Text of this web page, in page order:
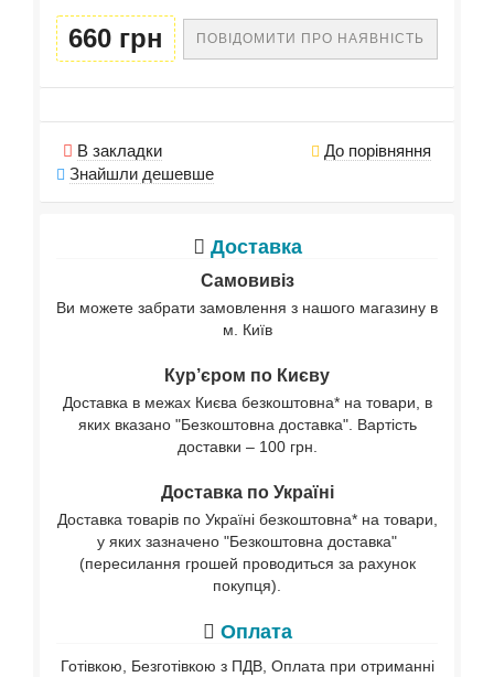
660 грн ПОВІДОМИТИ ПРО НАЯВНІСТЬ
В закладки
До порівняння
Знайшли дешевше
Доставка
Самовивіз
Ви можете забрати замовлення з нашого магазину в
м. Київ
Кур’єром по Києву
Доставка в межах Києва безкоштовна* на товари, в
яких вказано "Безкоштовна доставка". Вартість
доставки – 100 грн.
Доставка по Україні
Доставка товарів по Україні безкоштовна* на товари,
у яких зазначено "Безкоштовна доставка"
(пересилання грошей проводиться за рахунок
покупця).
Оплата
Готівкою, Безготівкою з ПДВ, Оплата при отриманні